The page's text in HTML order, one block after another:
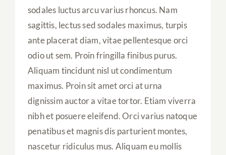
sodales luctus arcu varius rhoncus. Nam
sagittis, lectus sed sodales maximus, turpis
ante placerat diam, vitae pellentesque orci
odio ut sem. Proin fringilla finibus purus.
Aliquam tincidunt nisl ut condimentum
maximus. Proin sit amet orci at urna
dignissim auctor a vitae tortor. Etiam viverra
nibh et posuere eleifend. Orci varius natoque
penatibus et magnis dis parturient montes,
nascetur ridiculus mus. Aliquam eu mollis